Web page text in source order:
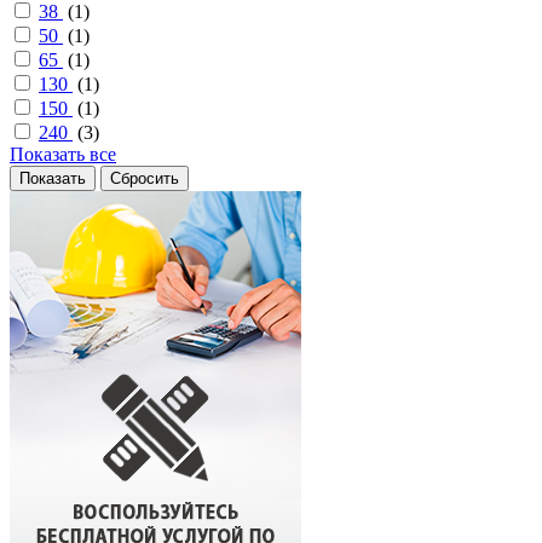
38 (1)
50 (1)
65 (1)
130 (1)
150 (1)
240 (3)
Показать все